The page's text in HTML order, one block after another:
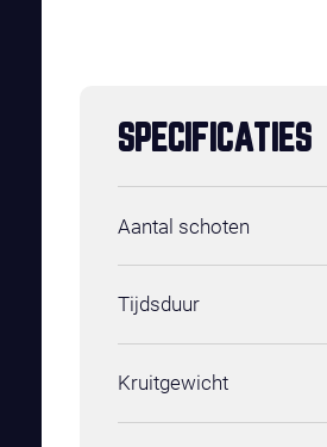
SPECIFICATIES
Aantal schoten
Tijdsduur
Kruitgewicht